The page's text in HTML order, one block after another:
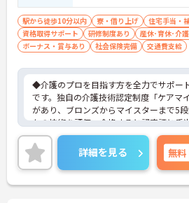
駅から徒歩10分以内 寮・借り上げ 住宅手当・
資格取得サポート
研修制度あり
産休･育休･介
ボーナス・賞与あり
社会保険完備 交通費支給
◆介護のプロを目指す方を全力でサポー
です。独自の介護技術認定制度「ケアマ
があり、ブロンズからマイスターまで5
たの技術を評価。合格すると認定証と手
れます。
◆スタッフ同士の繋がりを大切にするため
スバッジ」という素敵な制度を導入して
マホやパソコンから、部署や施設を超え
「ありがとう」のバッジを送り合う仕組
詳細を見る 無料